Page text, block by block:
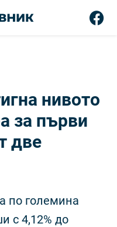
нивото
за първи
две
по големина
с 4,12% до